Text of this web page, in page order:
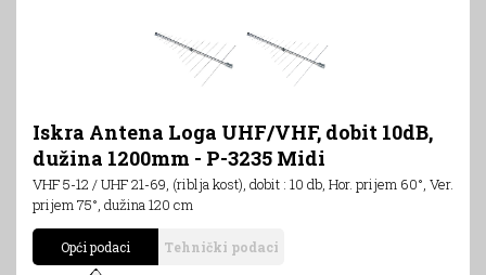
Iskra Antena Loga UHF/VHF, dobit 10dB,
dužina 1200mm - P-3235 Midi
VHF 5-12 / UHF 21-69, (riblja kost), dobit : 10 db, Hor. prijem 60°, Ver.
prijem 75°, dužina 120 cm
Opći podaci Tehnički podaci